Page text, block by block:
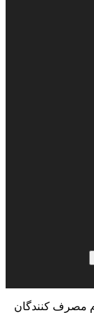
مصرف کنندگان